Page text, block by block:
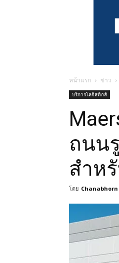
หน้าแรก ข่าว
บริการโลจิสติกส์
ถนน
สำห
โดย